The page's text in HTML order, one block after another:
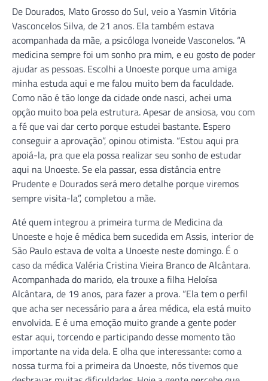
De Dourados, Mato Grosso do Sul, veio a Yasmin Vitória
Vasconcelos Silva, de 21 anos. Ela também estava
acompanhada da mãe, a psicóloga Ivoneide Vasconelos. “A
medicina sempre foi um sonho pra mim, e eu gosto de poder
ajudar as pessoas. Escolhi a Unoeste porque uma amiga
minha estuda aqui e me falou muito bem da faculdade.
Como não é tão longe da cidade onde nasci, achei uma
opção muito boa pela estrutura. Apesar de ansiosa, vou com
a fé que vai dar certo porque estudei bastante. Espero
conseguir a aprovação”, opinou otimista. “Estou aqui pra
apoiá-la, pra que ela possa realizar seu sonho de estudar
aqui na Unoeste. Se ela passar, essa distância entre
Prudente e Dourados será mero detalhe porque viremos
sempre visita-la”, completou a mãe.
Até quem integrou a primeira turma de Medicina da
Unoeste e hoje é médica bem sucedida em Assis, interior de
São Paulo estava de volta a Unoeste neste domingo. É o
caso da médica Valéria Cristina Vieira Branco de Alcântara.
Acompanhada do marido, ela trouxe a filha Heloísa
Alcântara, de 19 anos, para fazer a prova. “Ela tem o perfil
que acha ser necessário para a área médica, ela está muito
envolvida. E é uma emoção muito grande a gente poder
estar aqui, torcendo e participando desse momento tão
importante na vida dela. E olha que interessante: como a
nossa turma foi a primeira da Unoeste, nós tivemos que